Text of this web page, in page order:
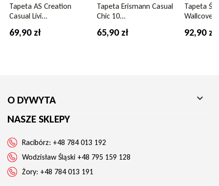
materiał ze względu na naturalne wzornictwo i wysoką jakość
wykonania tapety. Jednocześnie zapraszamy do zapoznania się
z pozostałą kolekcją tapet imitujących tkaniny, kamień czy
Tapeta AS Creation
Casual Livi...
69,90 zł
Tapeta Erismann Casual
Chic 10...
65,90 zł
Tapeta
92,90 zł
O DYWYTA 
NASZE SKLEPY
Racibórz: +48 784 013 192
Wodzisław Śląski +48 795 159 128
Żory: +48 784 013 191